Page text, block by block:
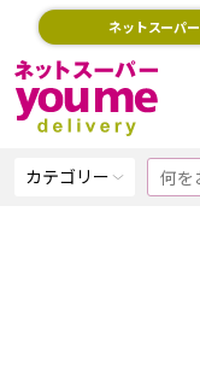
ネットスーパー
カテゴリー